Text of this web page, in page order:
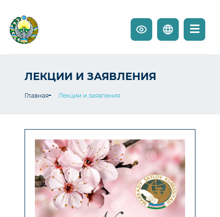
ЛЕКЦИИ И ЗАЯВЛЕНИЯ
Главная Лекции и заявления